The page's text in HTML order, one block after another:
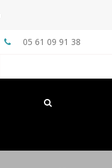
05 61 09 91 38